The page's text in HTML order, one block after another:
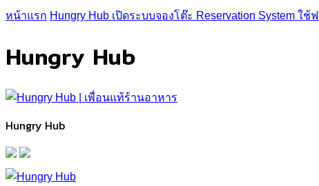
หน้าแรก Hungry Hub เปิดระบบจองโต๊ะ Reservation System ใ
Hungry Hub
Hungry Hub